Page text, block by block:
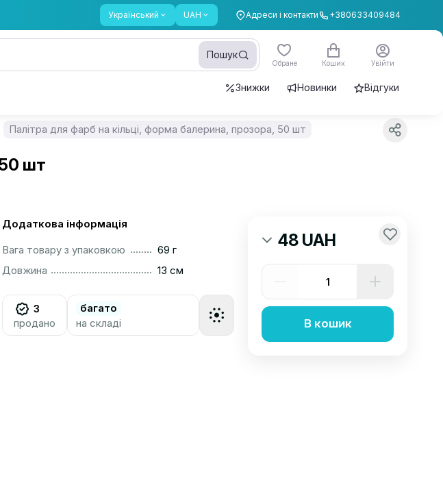
Український UAH Адреси і контакти +380633409484
Пошук
Обране Кошик Увійти
Знижки Новинки Відгуки
Палітра для фарб на кільці, форма балерина, прозора, 50 шт
шт
Додаткова інформація
Вага товару з упаковкою
69 г
Довжина
13 см
3
продано
багато
на складі
48 UAH
В кошик